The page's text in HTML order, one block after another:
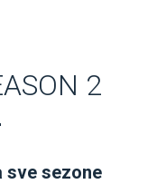
2
sve sezone